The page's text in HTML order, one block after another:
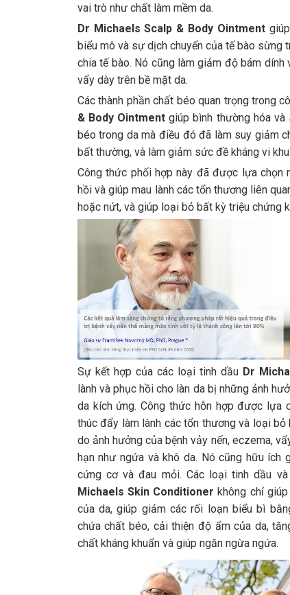
vai trò như chất làm mềm da.
Dr Michaels Scalp & Body Ointmentgiúp
biểu mô và sự dịch chuyển của tế bào sừng
chia tế bào. Nó cũng làm giảm độ bám
vẩy dày trên bề mặt da.
Các thành phần chất béo quan trọng trong
& Body Ointment giúp bình thường hóa
béo trong da mà điều đó đã làm suy giảm
bất thường, và làm giảm sức đề kháng vi
Công thức phối hợp này đã được lựa chọn
hồi và giúp mau lành các tổn thương liên
hoặc nứt, và giúp loại bỏ bất kỳ triệu chứng
Sự kết hợp của các loại tinh dầu Dr
lành và phục hồi cho làn da bị những ảnh
da kích ứng. Công thức hỗn hợp được lựa
thúc đẩy làm lành các tổn thương và loại
do ảnh hưởng của bệnh vảy nến, eczema,
hạn như ngứa và khô da. Nó cũng hữu ích
cứng cơ và đau mỏi. Các loại tinh dầu
Michaels Skin Conditioner không chỉ
của da, giúp giảm các rối loạn biểu bì
chứa chất béo, cải thiện độ ẩm của da,
chất kháng khuẩn và giúp ngăn ngừa ngứa.